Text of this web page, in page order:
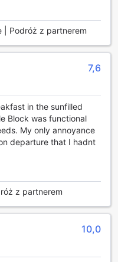
się po dniu pełnym
ulubione programy lub
nowych
Inn zapewnia zatem
dla miłośników
obiektu znajduje się
nie tylko
warunkami
i doświadczeni golfiści
z profesjonalnych
swoich
goście mogą
hotelu, ciesząc się
zakwaterowaniem.
The Talbot Inn
| Podróż z partnerem
7,6
in the sunfilled
Block was functional
My only annoyance
departure that I hadnt
z partnerem
10,0